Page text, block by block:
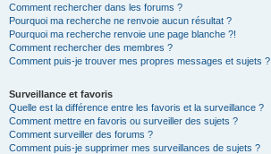
Comment rechercher dans les forums ?
Pourquoi ma recherche ne renvoie aucun résultat ?
Pourquoi ma recherche renvoie une page blanche ?!
Comment rechercher des membres ?
Comment puis-je trouver mes propres messages et sujets ?
Surveillance et favoris
Quelle est la différence entre les favoris et la surveillance ?
Comment mettre en favoris ou surveiller des sujets ?
Comment surveiller des forums ?
Comment puis-je supprimer mes surveillances de sujets ?